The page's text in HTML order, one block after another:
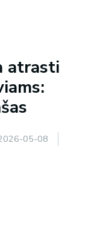
atrasti
05-08